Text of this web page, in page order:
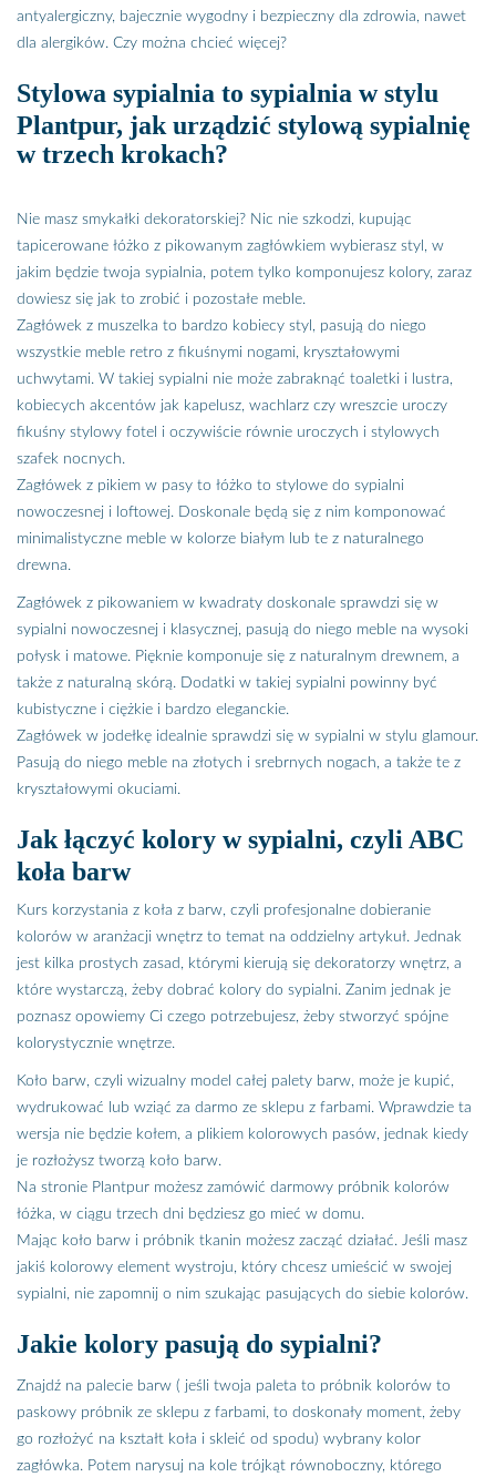
antyalergiczny, bajecznie wygodny i bezpieczny dla zdrowia, nawet
dla alergików. Czy można chcieć więcej?
Stylowa sypialnia to sypialnia w stylu
Plantpur, jak urządzić stylową sypialnię
w trzech krokach?
Nie masz smykałki dekoratorskiej? Nic nie szkodzi, kupując
tapicerowane łóżko z pikowanym zagłówkiem wybierasz styl, w
jakim będzie twoja sypialnia, potem tylko komponujesz kolory, zaraz
dowiesz się jak to zrobić i pozostałe meble.
Zagłówek z muszelka to bardzo kobiecy styl, pasują do niego
wszystkie meble retro z fikuśnymi nogami, kryształowymi
uchwytami. W takiej sypialni nie może zabraknąć toaletki i lustra,
kobiecych akcentów jak kapelusz, wachlarz czy wreszcie uroczy
fikuśny stylowy fotel i oczywiście równie uroczych i stylowych
szafek nocnych.
Zagłówek z pikiem w pasy to łóżko to stylowe do sypialni
nowoczesnej i loftowej. Doskonale będą się z nim komponować
minimalistyczne meble w kolorze białym lub te z naturalnego
drewna.
Zagłówek z pikowaniem w kwadraty doskonale sprawdzi się w
sypialni nowoczesnej i klasycznej, pasują do niego meble na wysoki
połysk i matowe. Pięknie komponuje się z naturalnym drewnem, a
także z naturalną skórą. Dodatki w takiej sypialni powinny być
kubistyczne i ciężkie i bardzo eleganckie.
Zagłówek w jodełkę idealnie sprawdzi się w sypialni w stylu glamour.
Pasują do niego meble na złotych i srebrnych nogach, a także te z
kryształowymi okuciami.
Jak łączyć kolory w sypialni, czyli ABC
koła barw
Kurs korzystania z koła z barw, czyli profesjonalne dobieranie
kolorów w aranżacji wnętrz to temat na oddzielny artykuł. Jednak
jest kilka prostych zasad, którymi kierują się dekoratorzy wnętrz, a
które wystarczą, żeby dobrać kolory do sypialni. Zanim jednak je
poznasz opowiemy Ci czego potrzebujesz, żeby stworzyć spójne
kolorystycznie wnętrze.
Koło barw, czyli wizualny model całej palety barw, może je kupić,
wydrukować lub wziąć za darmo ze sklepu z farbami. Wprawdzie ta
wersja nie będzie kołem, a plikiem kolorowych pasów, jednak kiedy
je rozłożysz tworzą koło barw.
Na stronie Plantpur możesz zamówić darmowy próbnik kolorów
łóżka, w ciągu trzech dni będziesz go mieć w domu.
Mając koło barw i próbnik tkanin możesz zacząć działać. Jeśli masz
jakiś kolorowy element wystroju, który chcesz umieścić w swojej
sypialni, nie zapomnij o nim szukając pasujących do siebie kolorów.
Jakie kolory pasują do sypialni?
Znajdź na palecie barw ( jeśli twoja paleta to próbnik kolorów to
paskowy próbnik ze sklepu z farbami, to doskonały moment, żeby
go rozłożyć na kształt koła i skleić od spodu) wybrany kolor
zagłówka. Potem narysuj na kole trójkąt równoboczny, którego